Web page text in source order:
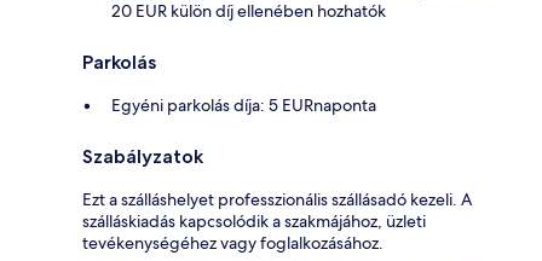
20 EUR külön díj ellenében hozhatók
Parkolás
Egyéni parkolás díja: 5 EURnaponta
Szabályzatok
Ezt a szálláshelyet professzionális szállásadó kezeli. A
szálláskiadás kapcsolódik a szakmájához, üzleti
tevékenységéhez vagy foglalkozásához.